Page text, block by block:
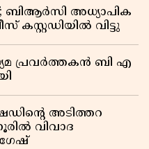
ബിആർസി അധ്യാപിക
കസ്റ്റഡിയിൽ വിട്ടു
പ്രവർത്തകൻ ബി എ
അടിത്തറ
വിവാദ